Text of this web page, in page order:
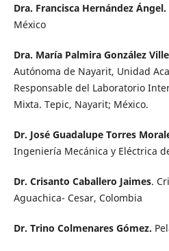
Dra. Francisca Hernández Ángel.
México
Dra. María Palmira González
Autónoma de Nayarit, Unidad
Responsable del Laboratorio
Mixta. Tepic, Nayarit; México.
Dr. José Guadalupe Torres
Ingeniería Mecánica y Eléctrica
Dr. Crisanto Caballero Jaimes.
Aguachica- Cesar, Colombia
Dr. Trino Colmenares Gómez.